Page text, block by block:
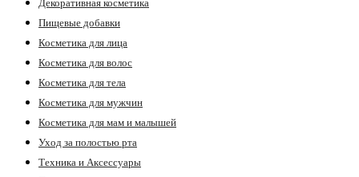
Декоративная косметика
Пищевые добавки
Косметика для лица
Косметика для волос
Косметика для тела
Косметика для мужчин
Косметика для мам и малышей
Уход за полостью рта
Техника и Аксессуары